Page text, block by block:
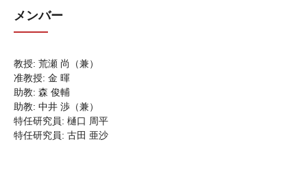
メンバー
教授: 荒瀬 尚（兼）
准教授: 金 暉
助教: 森 俊輔
助教: 中井 渉（兼）
特任研究員: 樋口 周平
特任研究員: 古田 亜沙